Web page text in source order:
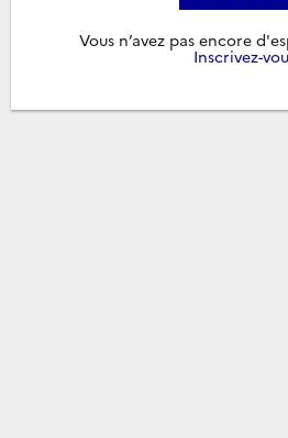
Vous n’avez pas encore
Inscrivez-